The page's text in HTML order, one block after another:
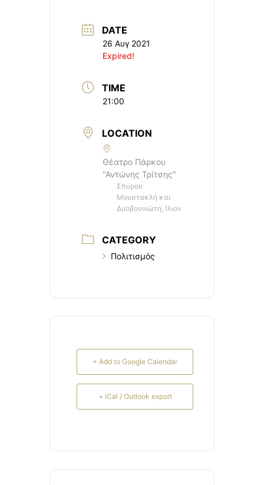
DATE
26 Αυγ 2021
Expired!
TIME
21:00
LOCATION
Θέατρο Πάρκου
"Αντώνης Τρίτσης"
Σπύρου
Μουστακλή και
Δυοβουνιώτη, Ίλιον
CATEGORY
Πολιτισμός
+ Add to Google Calendar
+ iCal / Outlook export